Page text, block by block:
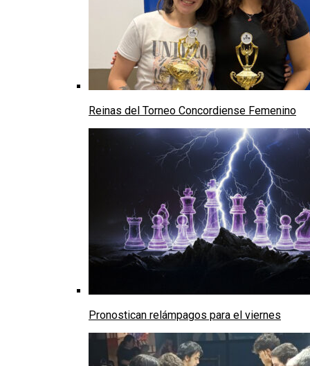
Reinas del Torneo Concordiense Femenino
Pronostican relámpagos para el viernes